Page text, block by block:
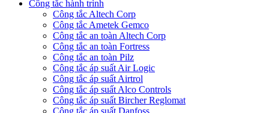
Công tắc hành trình
Công tắc Altech Corp
Công tắc Ametek Gemco
Công tắc an toàn Altech Corp
Công tắc an toàn Fortress
Công tắc an toàn Pilz
Công tắc áp suất Air Logic
Công tắc áp suất Airtrol
Công tắc áp suất Alco Controls
Công tắc áp suất Bircher Reglomat